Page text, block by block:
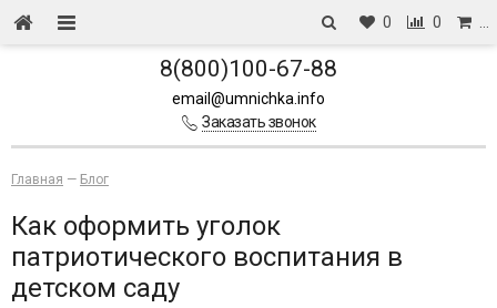
0 0
8(800)100-67-88
email@umnichka.info
Заказать звонок
Главная — Блог
Как оформить уголок
патриотического воспитания в
детском саду